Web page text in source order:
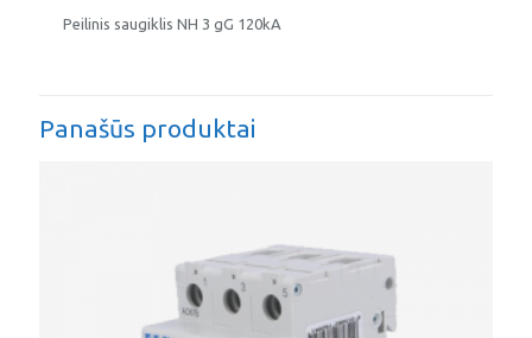
Peilinis saugiklis NH 3 gG 120kA
Panašūs produktai